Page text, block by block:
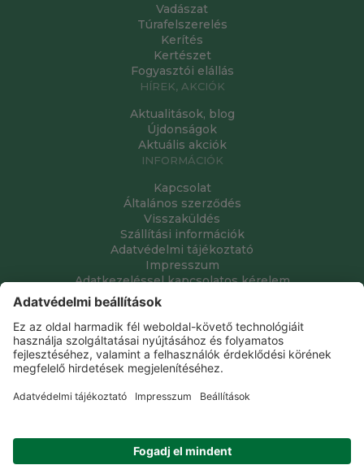
Vadászat
Túrafelszerelés
Kerítés
Kertészet
Fogyasztói elállás
HÍREK, AKCIÓK
Aktualitások, blog
Újdonságok
Aktuális akciók
INFORMÁCIÓK
Kapcsolat
Általános szerződés
Visszaküldés
Szállítási információk
Adatvédelmi tájékoztató
Impresszum
Adatkezeléssel kapcsolatos kérelem